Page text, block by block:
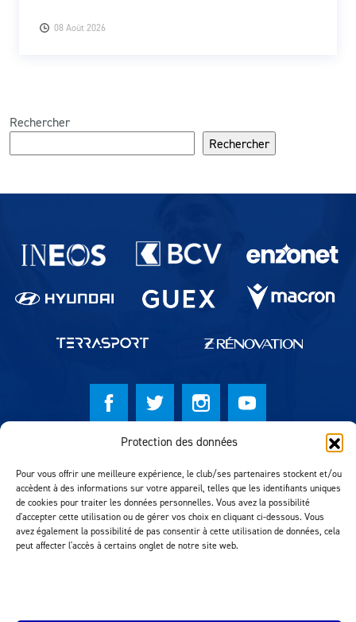
Protection des données
Pour vous offrir une meilleure expérience, le club/ses partenaires stockent et/ou
accèdent à des informations sur votre appareil, telles que les identifiants uniques
de cookies pour traiter les données personnelles. Vous avez la possibilité
d'accepter cette utilisation ou de gérer vos choix en cliquant ci-dessous. Vous
avez également la possibilité de pas consentir à cette utilisation de données, cela
peut affecter l'accès à certains onglet de notre site web.
08 Août 2026
Rechercher
Rechercher
Partenaires du lausanne-Sport
© Lausanne Sport Football Club 2026
Réalisation MTM Agency